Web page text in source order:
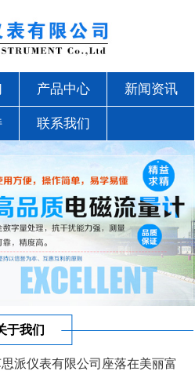
产品中心 新闻资讯
联系我们
于我们
派仪表有限公司座落在美丽富